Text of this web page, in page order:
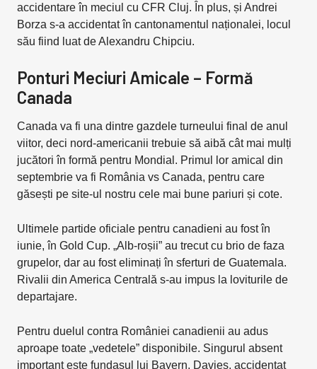
accidentare în meciul cu CFR Cluj. În plus, și Andrei
Borza s-a accidentat în cantonamentul naționalei, locul
său fiind luat de Alexandru Chipciu.
Ponturi Meciuri Amicale – Formă
Canada
Canada va fi una dintre gazdele turneului final de anul
viitor, deci nord-americanii trebuie să aibă cât mai mulți
jucători în formă pentru Mondial. Primul lor amical din
septembrie va fi România vs Canada, pentru care
găsești pe site-ul nostru cele mai bune pariuri și cote.
Ultimele partide oficiale pentru canadieni au fost în
iunie, în Gold Cup. „Alb-roșii” au trecut cu brio de faza
grupelor, dar au fost eliminați în sferturi de Guatemala.
Rivalii din America Centrală s-au impus la loviturile de
departajare.
Pentru duelul contra României canadienii au adus
aproape toate „vedetele” disponibile. Singurul absent
important este fundașul lui Bayern, Davies, accidentat